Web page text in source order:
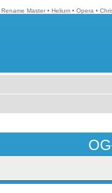
Rename Master • Helium • Opera •